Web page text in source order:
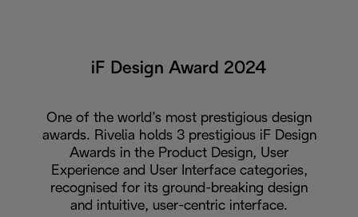
iF Design Award 2024
One of the world’s most prestigious design
awards. Rivelia holds 3 prestigious iF Design
Awards in the Product Design, User
Experience and User Interface categories,
recognised for its ground-breaking design
and intuitive, user-centric interface.